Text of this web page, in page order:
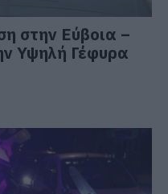
στην Εύβοια –
Υψηλή Γέφυρα